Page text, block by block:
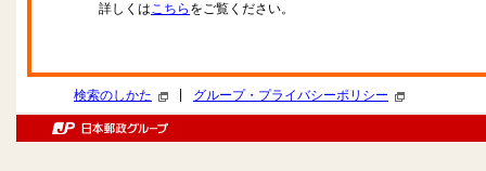
詳しくはこちら をご覧ください。
検索のしかた グループ・プライバシーポリシー